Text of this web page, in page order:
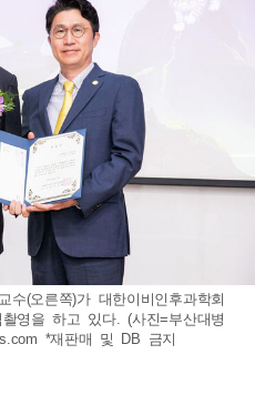
수(오른쪽)가 대한이비인후과학회
영을 하고 있다. (사진=부산대병
*재판매 및 DB 금지